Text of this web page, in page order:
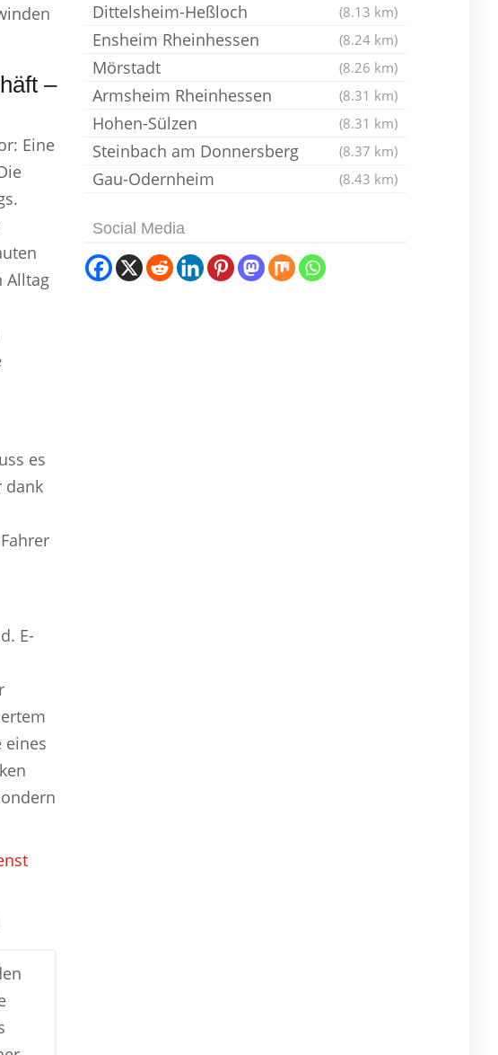
–
Eine
Alltag
es
dank
E-
eines
Dittelsheim-Heßloch (8.13 km)
Ensheim Rheinhessen (8.24 km)
Mörstadt (8.26 km)
Armsheim Rheinhessen (8.31 km)
Hohen-Sülzen (8.31 km)
Steinbach am Donnersberg (8.37 km)
Gau-Odernheim (8.43 km)
Social Media